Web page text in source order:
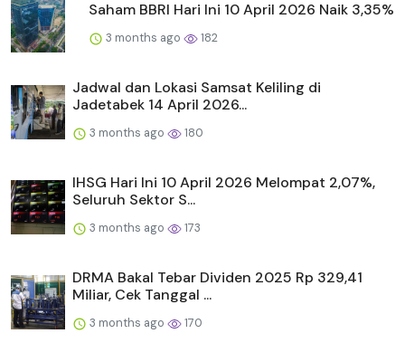
Saham BBRI Hari Ini 10 April 2026 Naik 3,35%
3 months ago 182
Jadwal dan Lokasi Samsat Keliling di
Jadetabek 14 April 2026...
3 months ago 180
IHSG Hari Ini 10 April 2026 Melompat 2,07%,
Seluruh Sektor S...
3 months ago 173
DRMA Bakal Tebar Dividen 2025 Rp 329,41
Miliar, Cek Tanggal ...
3 months ago 170